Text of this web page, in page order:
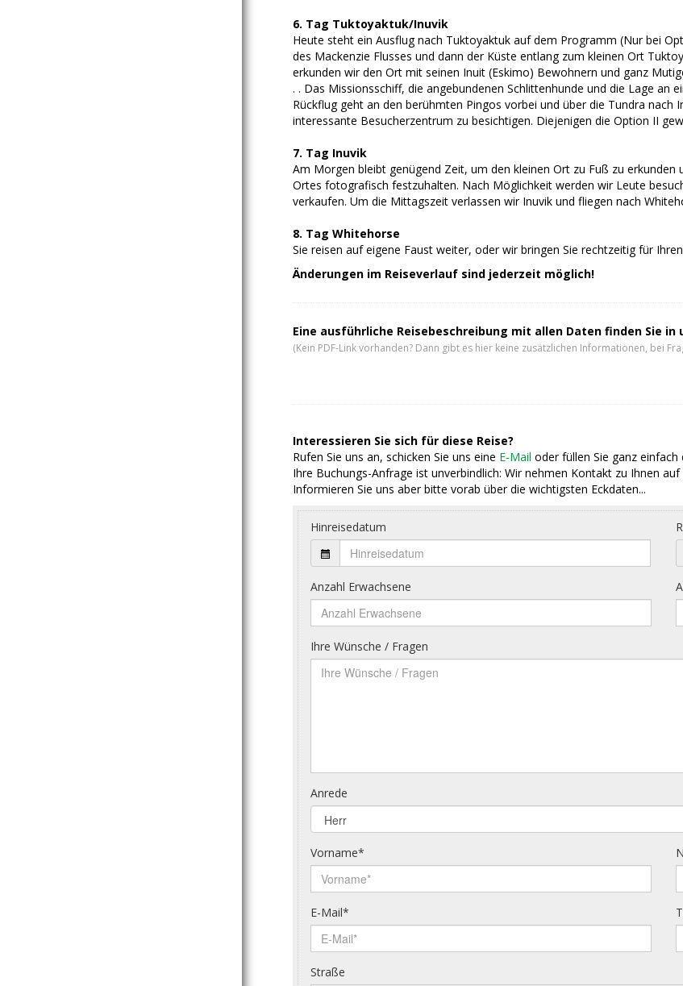
6. Tag Tuktoyaktuk/Inuvik
Heute steht ein Ausflug nach Tuktoyaktuk auf dem Programm (Nur bei
des Mackenzie Flusses und dann der Küste entlang zum kleinen Ort
erkunden wir den Ort mit seinen Inuit (Eskimo) Bewohnern und ganz
. . Das Missionsschiff, die angebundenen Schlittenhunde und die Lage
Rückflug geht an den berühmten Pingos vorbei und über die Tundra
interessante Besucherzentrum zu besichtigen. Diejenigen die Option II
7. Tag Inuvik
Am Morgen bleibt genügend Zeit, um den kleinen Ort zu Fuß zu
Ortes fotografisch festzuhalten. Nach Möglichkeit werden wir Leute
verkaufen. Um die Mittagszeit verlassen wir Inuvik und fliegen nach
8. Tag Whitehorse
Sie reisen auf eigene Faust weiter, oder wir bringen Sie rechtzeitig für
Änderungen im Reiseverlauf sind jederzeit möglich!
Eine ausführliche Reisebeschreibung mit allen Daten finden Sie in
(Kein PDF-Link vorhanden? Dann gibt es hier keine zusätzlichen Informationen, bei
Interessieren Sie sich für diese Reise?
Rufen Sie uns an, schicken Sie uns eine E-Mail oder füllen Sie ganz einfach
Ihre Buchungs-Anfrage ist unverbindlich: Wir nehmen Kontakt zu Ihnen
Informieren Sie uns aber bitte vorab über die wichtigsten Eckdaten...